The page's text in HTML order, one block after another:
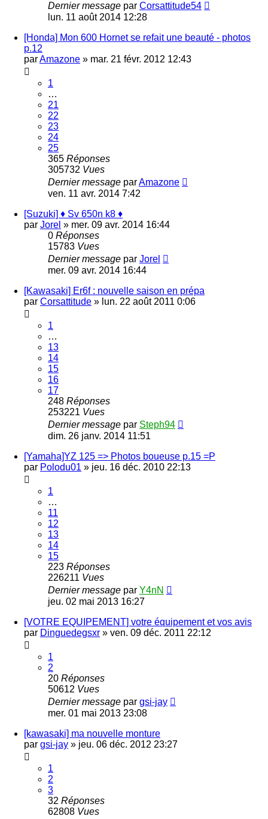
Dernier message par Corsattitude54
lun. 11 août 2014 12:28
[Honda] Mon 600 Hornet se refait une beauté - photos
p.12
parAmazone » mar. 21 févr. 2012 12:43
1
…
21
22
23
24
25
365 Réponses
305732 Vues
Dernier message parAmazone
ven. 11 avr. 2014 7:42
[Suzuki] ♦ Sv 650n k8 ♦
par Jorel » mer. 09 avr. 2014 16:44
0 Réponses
15783 Vues
Dernier message par Jorel
mer. 09 avr. 2014 16:44
[Kawasaki] Er6f : nouvelle saison en prépa
par Corsattitude » lun. 22 août 2011 0:06
1
…
13
14
15
16
17
248 Réponses
253221 Vues
Dernier message par Steph94
dim. 26 janv. 2014 11:51
[Yamaha]YZ 125 => Photos boueuse p.15 =P
par Polodu01 » jeu. 16 déc. 2010 22:13
1
…
11
12
13
14
15
223 Réponses
226211 Vues
Dernier message par Y4nN
jeu. 02 mai 2013 16:27
[VOTRE EQUIPEMENT] votre équipement et vos avis
par Dinguedegsxr » ven. 09 déc. 2011 22:12
1
2
20 Réponses
50612 Vues
Dernier message par gsi-jay
mer. 01 mai 2013 23:08
[kawasaki] ma nouvelle monture
par gsi-jay » jeu. 06 déc. 2012 23:27
1
2
3
32 Réponses
62808 Vues